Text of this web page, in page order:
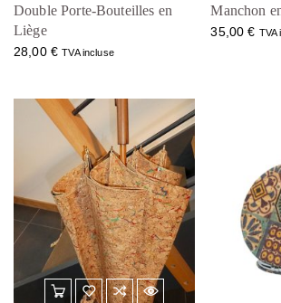
Double Porte-Bouteilles en
Liège
28,00 € TVA incluse
Manchon
35,00€ TVA